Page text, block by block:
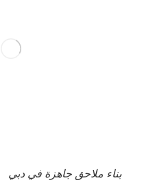
بناء ملاحق جاهزة في دبي